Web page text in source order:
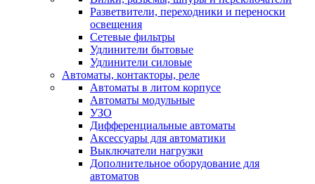
Разветвители, переходники и переноски
освещения
Сетевые фильтры
Удлинители бытовые
Удлинители силовые
Автоматы, контакторы, реле
Автоматы в литом корпусе
Автоматы модульные
УЗО
Дифференциальные автоматы
Аксессуары для автоматики
Выключатели нагрузки
Дополнительное оборудование для
автоматов